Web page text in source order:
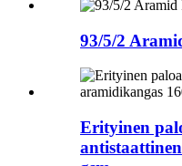
93/5/2
Erityinen